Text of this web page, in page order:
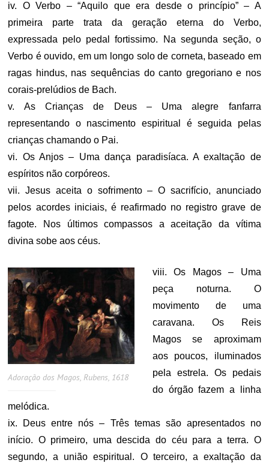
iv. O Verbo – “Aquilo que era desde o princípio” – A
primeira parte trata da geração eterna do Verbo,
expressada pelo pedal fortissimo. Na segunda seção, o
Verbo é ouvido, em um longo solo de corneta, baseado em
ragas hindus, nas sequências do canto gregoriano e nos
corais-prelúdios de Bach.
v. As Crianças de Deus – Uma alegre fanfarra
representando o nascimento espiritual é seguida pelas
crianças chamando o Pai.
vi. Os Anjos – Uma dança paradisíaca. A exaltação de
espíritos não corpóreos.
vii. Jesus aceita o sofrimento – O sacrifício, anunciado
pelos acordes iniciais, é reafirmado no registro grave de
fagote. Nos últimos compassos a aceitação da vítima
divina sobe aos céus.
Adoração dos Magos, Rubens, 1618
viii. Os Magos – Uma
peça noturna. O
movimento de uma
caravana. Os Reis
Magos se aproximam
aos poucos, iluminados
pela estrela. Os pedais
do órgão fazem a linha
melódica.
ix. Deus entre nós – Três temas são apresentados no
início. O primeiro, uma descida do céu para a terra. O
segundo, a união espiritual. O terceiro, a exaltação da